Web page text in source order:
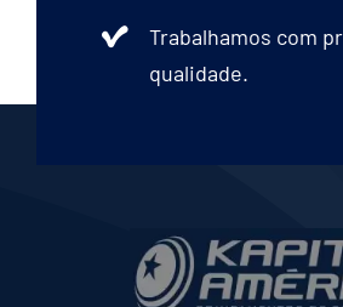
Trabalhamos com
qualidade.